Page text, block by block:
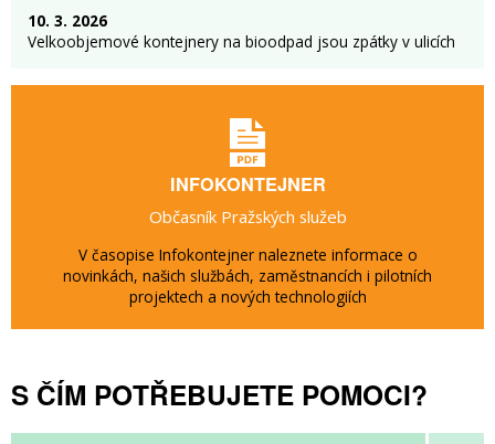
10. 3. 2026
Velkoobjemové kontejnery na bioodpad jsou zpátky v ulicích
INFOKONTEJNER
Občasník Pražských služeb
V časopise Infokontejner naleznete informace o
novinkách, našich službách, zaměstnancích i pilotních
projektech a nových technologiích
S ČÍM POTŘEBUJETE POMOCI?